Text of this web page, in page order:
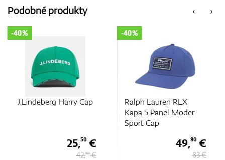
Darčekové poukážky
‹
Podobné produkty ›
J.Lindeberg Harry Cap
-40%
25,50€
42, 50€
Ralph Lauren RLX
Kapa 5 Panel Moder
Sport Cap
-40%
49,80€
83 €